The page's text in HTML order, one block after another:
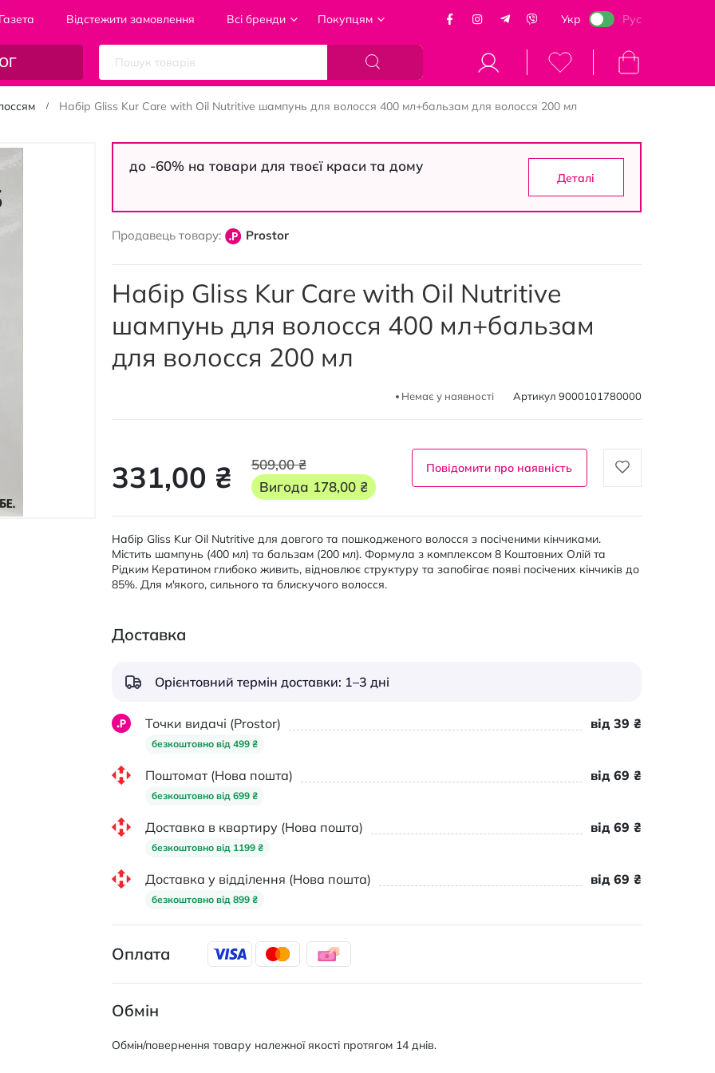
Газета Відстежити замовлення Всі бренди Покупцям Укр Рус
Кошик
Набір Gliss Kur Care with Oil Nutritive шампунь для волосся 400 мл+бальзам для волосся 200 мл
до -60% на товари для твоєї краси та дому
Деталі
Продавець товару: Prostor
Набір Gliss Kur Care with Oil Nutritive
шампунь для волосся 400 мл+бальзам
для волосся 200 мл
Немає у наявності Артикул 9000101780000
331,00 ₴
509,00 ₴
Вигода 178,00 ₴
Повідомити про наявність
Набір Gliss Kur Oil Nutritive для довгого та пошкодженого волосся з посіченими кінчиками.
Містить шампунь (400 мл) та бальзам (200 мл). Формула з комплексом 8 Коштовних Олій та
Рідким Кератином глибоко живить, відновлює структуру та запобігає появі посічених кінчиків до
85%. Для м'якого, сильного та блискучого волосся.
Доставка
Орієнтовний термін доставки: 1–3 дні
Точки видачі (Prostor)
безкоштовно від 499 ₴
від 39 ₴
Поштомат (Нова пошта)
безкоштовно від 699 ₴
від 69 ₴
Доставка в квартиру (Нова пошта)
безкоштовно від 1199 ₴
від 69 ₴
Доставка у відділення (Нова пошта)
безкоштовно від 899 ₴
від 69 ₴
Оплата
Обмін
Обмін/повернення товару належної якості протягом 14 днів.